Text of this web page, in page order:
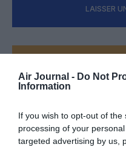
Air Journal - Do Not
Information
If you wish to opt-out of
processing of your
targeted advertising by us,
LAISSER
Soutenez Air